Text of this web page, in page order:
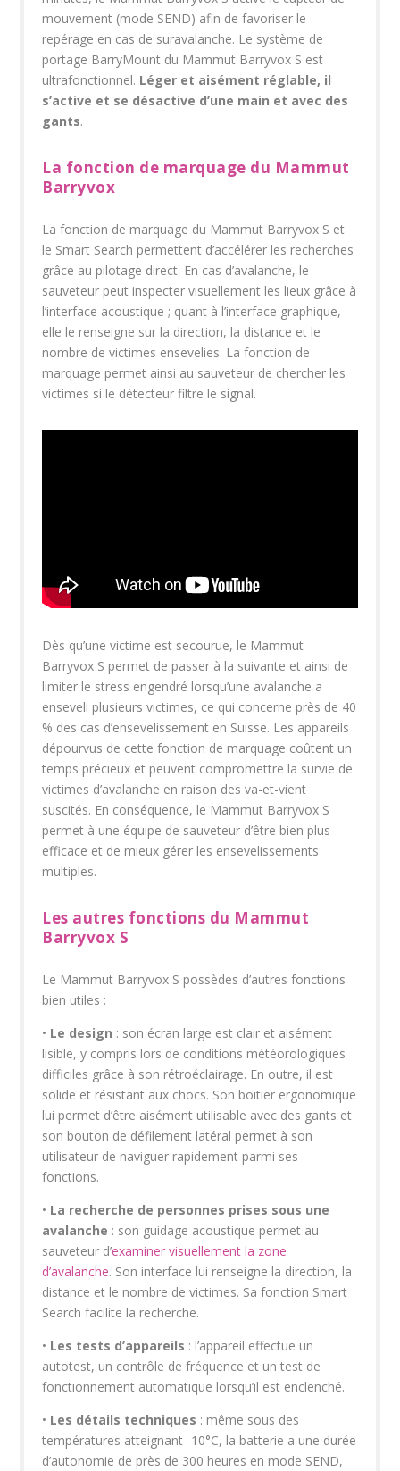
mouvement (mode SEND) afin de favoriser le
repérage en cas de suravalanche. Le système de
portage BarryMount du Mammut Barryvox S est
ultrafonctionnel. Léger et aisément réglable, il
s’active et se désactive d’une main et avec des
gants.
La fonction de marquage du Mammut
Barryvox
La fonction de marquage du Mammut Barryvox S et
le Smart Search permettent d’accélérer les recherches
grâce au pilotage direct. En cas d’avalanche, le
sauveteur peut inspecter visuellement les lieux grâce à
l’interface acoustique ; quant à l’interface graphique,
elle le renseigne sur la direction, la distance et le
nombre de victimes ensevelies. La fonction de
marquage permet ainsi au sauveteur de chercher les
victimes si le détecteur filtre le signal.
Dès qu’une victime est secourue, le Mammut
Barryvox S permet de passer à la suivante et ainsi de
limiter le stress engendré lorsqu’une avalanche a
enseveli plusieurs victimes, ce qui concerne près de 40
% des cas d’ensevelissement en Suisse. Les appareils
dépourvus de cette fonction de marquage coûtent un
temps précieux et peuvent compromettre la survie de
victimes d’avalanche en raison des va-et-vient
suscités. En conséquence, le Mammut Barryvox S
permet à une équipe de sauveteur d’être bien plus
efficace et de mieux gérer les ensevelissements
multiples.
Les autres fonctions du Mammut
Barryvox S
Le Mammut Barryvox S possèdes d’autres fonctions
bien utiles :
• Le design : son écran large est clair et aisément
lisible, y compris lors de conditions météorologiques
difficiles grâce à son rétroéclairage. En outre, il est
solide et résistant aux chocs. Son boitier ergonomique
lui permet d’être aisément utilisable avec des gants et
son bouton de défilement latéral permet à son
utilisateur de naviguer rapidement parmi ses
fonctions.
• La recherche de personnes prises sous une
avalanche : son guidage acoustique permet au
sauveteur d’examiner visuellement la zone
d’avalanche. Son interface lui renseigne la direction, la
distance et le nombre de victimes. Sa fonction Smart
Search facilite la recherche.
• Les tests d’appareils : l’appareil effectue un
autotest, un contrôle de fréquence et un test de
fonctionnement automatique lorsqu’il est enclenché.
• Les détails techniques : même sous des
températures atteignant -10°C, la batterie a une durée
d’autonomie de près de 300 heures en mode SEND,